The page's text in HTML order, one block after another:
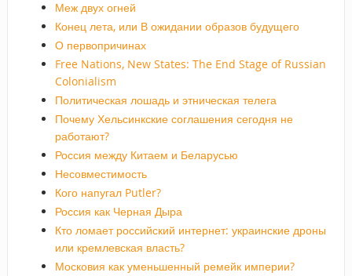
Меж двух огней
Конец лета, или В ожидании образов будущего
О первопричинах
Free Nations, New States: The End Stage of Russian
Colonialism
Политическая лошадь и этническая телега
Почему Хельсинкские соглашения сегодня не
работают?
Россия между Китаем и Беларусью
Несовместимость
Кого напугал Putler?
Россия как Черная Дыра
Кто ломает российский интернет: украинские дроны
или кремлевская власть?
Московия как уменьшенный ремейк империи?